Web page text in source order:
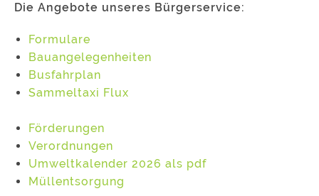
Die Angebote unseres Bürgerservice:
Formulare
Bauangelegenheiten
Busfahrplan
Sammeltaxi Flux
Förderungen
Verordnungen
Umweltkalender 2026 als pdf
Müllentsorgung